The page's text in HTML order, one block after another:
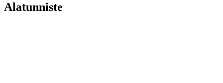
Alatunniste